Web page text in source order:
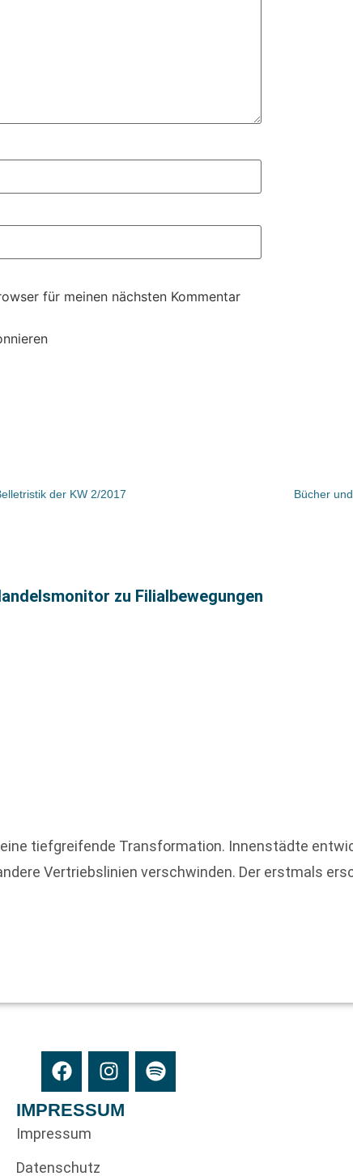
für meinen nächsten Kommentar
der KW 2/2017
Bücher
zu Filialbewegungen
tiefgreifende Transformation. Innenstädte
Vertriebslinien verschwinden. Der erstmals
IMPRESSUM
Impressum
Datenschutz